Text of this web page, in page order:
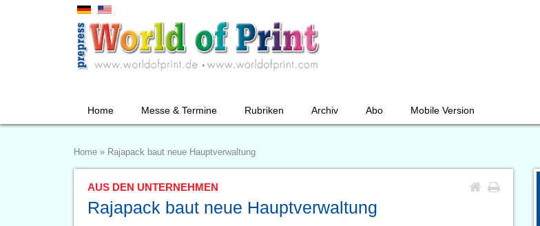
Home Messe & Termine Rubriken Archiv Abo Mobile Version
Home » Rajapack baut neue Hauptverwaltung
AUS DEN UNTERNEHMEN
Rajapack baut neue Hauptverwaltung